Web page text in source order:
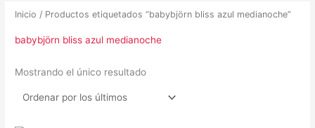
Inicio / Productos etiquetados “babybjörn bliss azul medianoche”
babybjörn bliss azul medianoche
Mostrando el único resultado